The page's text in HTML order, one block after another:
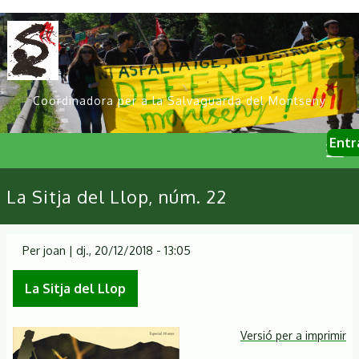
Vés
al
contingut
Coordinadora per a la Salvaguarda del Montseny
User
Primary
links
La Sitja del Llop, núm. 22
Per joan | dj., 20/12/2018 - 13:05
La Sitja del Llop
Versió per a imprimir